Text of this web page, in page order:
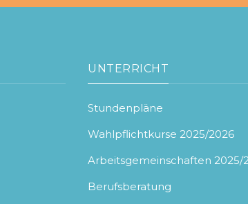
UNTERRICHT
Stundenpläne
Wahlpflichtkurse 2025/2026
Arbeitsgemeinschaften 2025/
Berufsberatung